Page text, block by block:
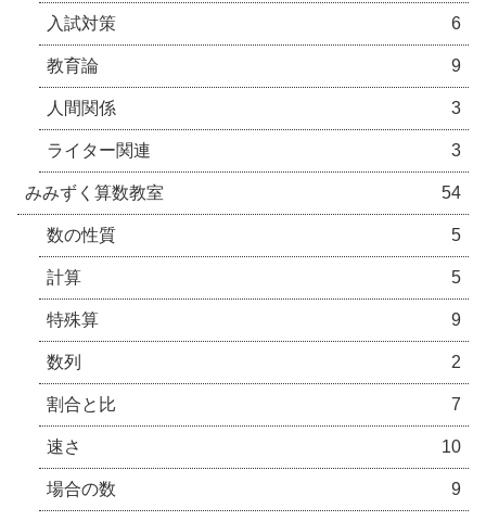
入試対策 6
教育論 9
人間関係 3
ライター関連 3
みみずく算数教室 54
数の性質 5
計算 5
特殊算 9
数列 2
割合と比 7
速さ 10
場合の数 9